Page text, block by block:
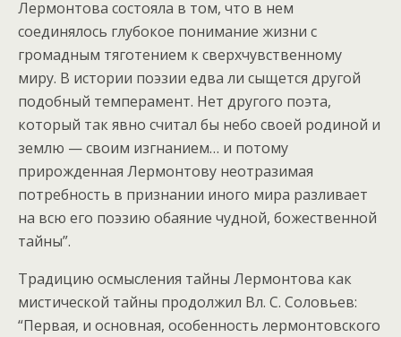
Лермонтова состояла в том, что в нем
соединялось глубокое понимание жизни с
громадным тяготением к сверхчувственному
миру. В истории поэзии едва ли сыщется другой
подобный темперамент. Нет другого поэта,
который так явно считал бы небо своей родиной и
землю — своим изгнанием… и потому
прирожденная Лермонтову неотразимая
потребность в признании иного мира разливает
на всю его поэзию обаяние чудной, божественной
тайны”.
Традицию осмысления тайны Лермонтова как
мистической тайны продолжил Вл. С. Соловьев:
“Первая, и основная, особенность лермонтовского